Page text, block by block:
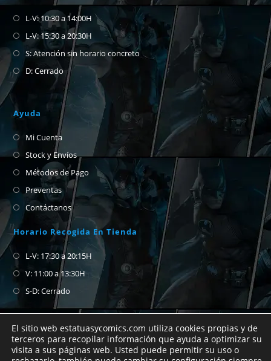
Si no encuentras el cómic que buscas no
L-V: 10:30 a 14:00H
L-V: 15:30 a 20:30H
S: Atención sin horario concreto
D: Cerrado
Ayuda
Mi Cuenta
Stock y Envíos
Métodos de Pago
Preventas
Contáctanos
Horario Recogida En Tienda
L-V: 17:30 a 20:15H
V: 11:00 a 13:30H
S-D: Cerrado
El sitio web estatuasycomics.com utiliza cookies propias y de
terceros para recopilar información que ayuda a optimizar su
visita a sus páginas web. Usted puede permitir su uso o